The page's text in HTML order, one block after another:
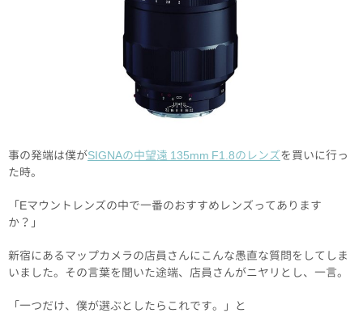
事の発端は僕がSIGNAの中望遠 135mm F1.8のレンズを買いに行っ
た時。
「Eマウントレンズの中で一番のおすすめレンズってあります
か？」
新宿にあるマップカメラの店員さんにこんな愚直な質問をしてしま
いました。その言葉を聞いた途端、店員さんがニヤリとし、一言。
「一つだけ、僕が選ぶとしたらこれです。」と